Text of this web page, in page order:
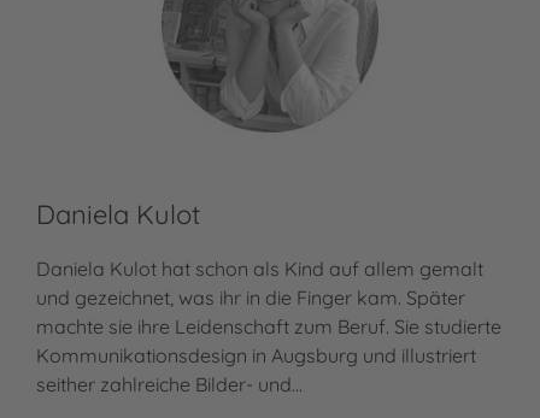
Daniela Kulot
Daniela Kulot hat schon als Kind auf allem gemalt
und gezeichnet, was ihr in die Finger kam. Später
machte sie ihre Leidenschaft zum Beruf. Sie studierte
Kommunikationsdesign in Augsburg und illustriert
seither zahlreiche Bilder- und…